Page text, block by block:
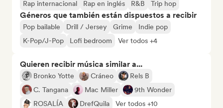
Rap internacional
Rap en inglés R&B Trip hop
Géneros que también están dispuestos a recibir
Pop bailable Drill / Jersey Grime
Indie pop
K-Pop/J-Pop
Lofi bedroom Ver todos +4
Quieren recibir música similar a...
Bronko Yotte Cráneo
Rels B
C. Tangana
Mac Miller
9th Wonder
ROSALÍA
DrefQuila Ver todos +10